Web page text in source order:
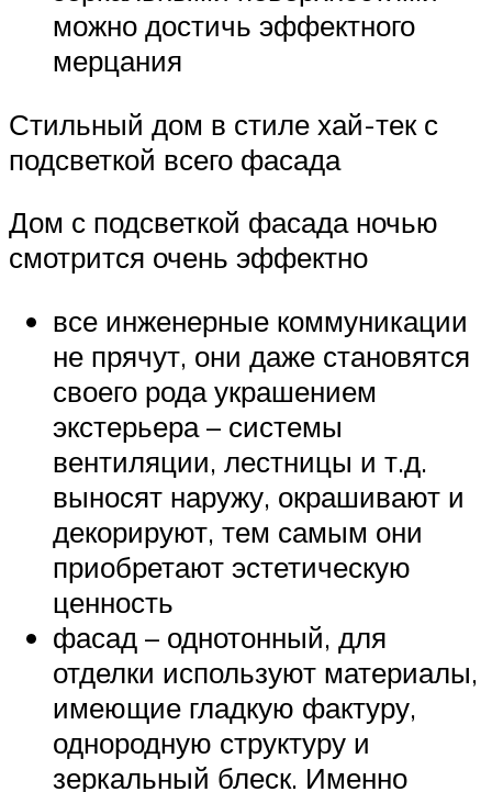
можно достичь эффектного
мерцания
Стильный дом в стиле хай-тек с
подсветкой всего фасада
Дом с подсветкой фасада ночью
смотрится очень эффектно
все инженерные коммуникации
не прячут, они даже становятся
своего рода украшением
экстерьера – системы
вентиляции, лестницы и т.д.
выносят наружу, окрашивают и
декорируют, тем самым они
приобретают эстетическую
ценность
фасад – однотонный, для
отделки используют материалы,
имеющие гладкую фактуру,
однородную структуру и
зеркальный блеск. Именно